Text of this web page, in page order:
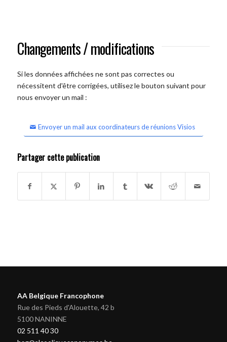
Changements / modifications
Si les données affichées ne sont pas correctes ou
nécessitent d'être corrigées, utilisez le bouton suivant pour
nous envoyer un mail :
Envoyer un mail aux coordinateurs de réunions Visios
Partager cette publication
AA Belgique Francophone
Rue des Pieds d'Alouette, 42 b
5100 NANINNE
02 511 40 30